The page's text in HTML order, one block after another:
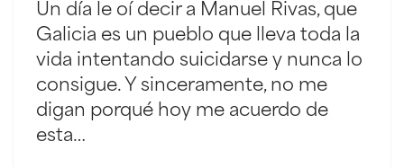
Un día le oí decir a Manuel Rivas, que
Galicia es un pueblo que lleva toda la
vida intentando suicidarse y nunca lo
consigue. Y sinceramente, no me
digan porqué hoy me acuerdo de
esta…